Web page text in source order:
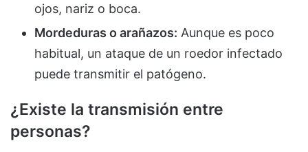
ojos, nariz o boca.
Mordeduras o arañazos: Aunque es poco
habitual, un ataque de un roedor infectado
puede transmitir el patógeno.
¿Existe la transmisión entre
personas?